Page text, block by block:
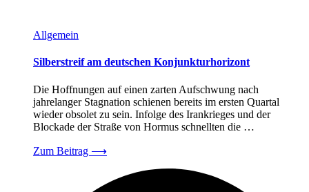
Allgemein
Silberstreif am deutschen Konjunkturhorizont
Die Hoffnungen auf einen zarten Aufschwung nach
jahrelanger Stagnation schienen bereits im ersten Quartal
wieder obsolet zu sein. Infolge des Irankrieges und der
Blockade der Straße von Hormus schnellten die …
Zum Beitrag ⟶